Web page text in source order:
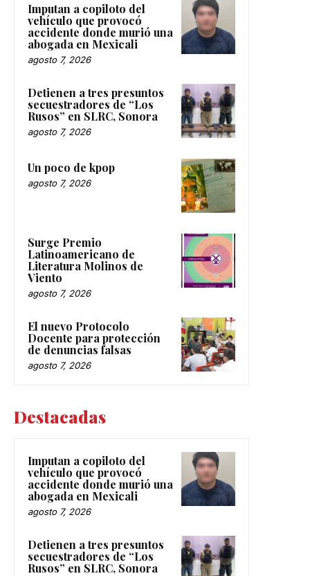
Imputan a copiloto del
vehículo que provocó
accidente donde murió una
abogada en Mexicali
agosto 7, 2026
Detienen a tres presuntos
secuestradores de “Los
Rusos” en SLRC, Sonora
agosto 7, 2026
Un poco de kpop
agosto 7, 2026
Surge Premio
Latinoamericano de
Literatura Molinos de
Viento
agosto 7, 2026
El nuevo Protocolo
Docente para protección
de denuncias falsas
agosto 7, 2026
Destacadas
Imputan a copiloto del
vehículo que provocó
accidente donde murió una
abogada en Mexicali
agosto 7, 2026
Detienen a tres presuntos
secuestradores de “Los
Rusos” en SLRC, Sonora